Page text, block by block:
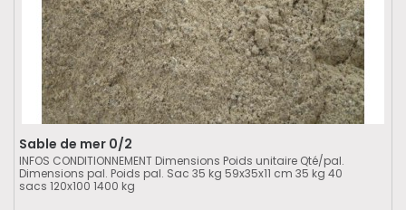
Sable de mer 0/2
INFOS CONDITIONNEMENT Dimensions Poids unitaire Qté/pal.
Dimensions pal. Poids pal. Sac 35 kg 59x35x11 cm 35 kg 40
sacs 120x100 1400 kg